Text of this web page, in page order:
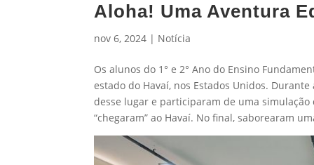
Aloha! Uma Aventura
nov 6, 2024 | Notícia
Os alunos do 1° e 2° Ano do Ensino
estado do Havaí, nos Estados Unidos.
desse lugar e participaram de uma simulação
“chegaram” ao Havaí. No final, saborearam